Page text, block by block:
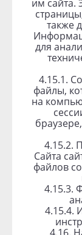
им сайта.
также
для
4.15.1.
файлы,
на
4.15.2.
Сайта
файлов
4.15.3.
4.15.4.